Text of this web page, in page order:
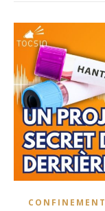
CONFINEMENT